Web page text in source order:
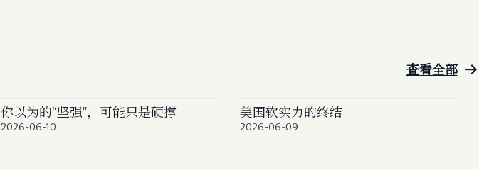
查看全部
你以为的“坚强”，可能只是硬撑
2026-06-10
美国软实力的终结
2026-06-09